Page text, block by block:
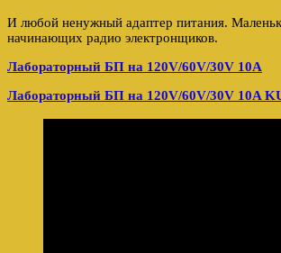
И любой ненужный адаптер питания.
начинающих радио электронщиков.
Лабораторный БП на 120V/60V/30V 10A
Лабораторный БП на 120V/60V/30V 10A